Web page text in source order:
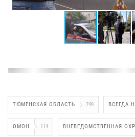
ТЮМЕНСКАЯ ОБЛАСТЬ 749 ВСЕГДА
ОМОН 114 ВНЕВЕДОМСТВЕННАЯ